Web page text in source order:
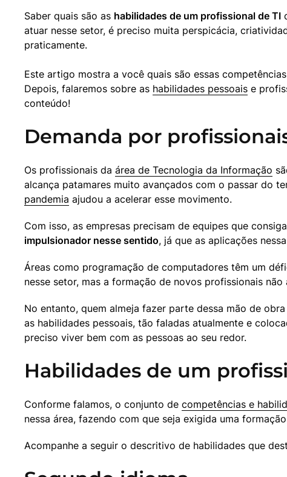
Saber quais são as habilidades de um profissional de TI
atuar nesse setor, é preciso muita perspicácia,
praticamente.
Este artigo mostra a você quais são essas
Depois, falaremos sobre as habilidades pessoais e
conteúdo!
Demanda por
Os profissionais da área de Tecnologia da Informação
pandemia ajudou a acelerar esse movimento.
Com isso, as empresas precisam de equipes que
impulsionador nesse sentido, já que as aplicações
Áreas como programação de computadores têm um
nesse setor, mas a formação de novos profissionais
No entanto, quem almeja fazer parte dessa mão de
as habilidades pessoais, tão faladas atualmente e
preciso viver bem com as pessoas ao seu redor.
Habilidades de um
Conforme falamos, o conjunto de competências e
nessa área, fazendo com que seja exigida uma
Acompanhe a seguir o descritivo de habilidades que